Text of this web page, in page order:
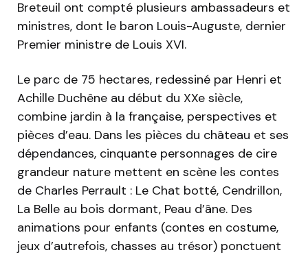
Breteuil ont compté plusieurs ambassadeurs et
ministres, dont le baron Louis-Auguste, dernier
Premier ministre de Louis XVI.
Le parc de 75 hectares, redessiné par Henri et
Achille Duchêne au début du XXe siècle,
combine jardin à la française, perspectives et
pièces d’eau. Dans les pièces du château et ses
dépendances, cinquante personnages de cire
grandeur nature mettent en scène les contes
de Charles Perrault : Le Chat botté, Cendrillon,
La Belle au bois dormant, Peau d’âne. Des
animations pour enfants (contes en costume,
jeux d’autrefois, chasses au trésor) ponctuent